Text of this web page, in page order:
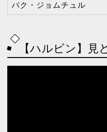
パク・ジョムチュル
【ハルビン】見